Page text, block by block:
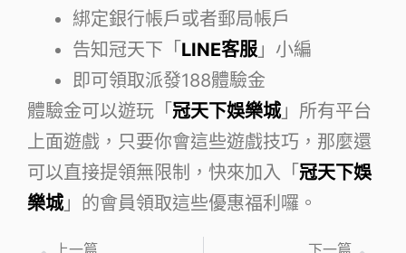
綁定銀行帳戶或者郵局帳戶
告知冠天下「 LINE客服 」小編
即可領取派發188體驗金
體驗金可以遊玩「 冠天下娛樂城」所有平台
上面遊戲，只要你會這些遊戲技巧，那麼還
可以直接提領無限制，快來加入「 冠天下娛
樂城」的會員領取這些優惠福利囉。
上一篇 下一篇